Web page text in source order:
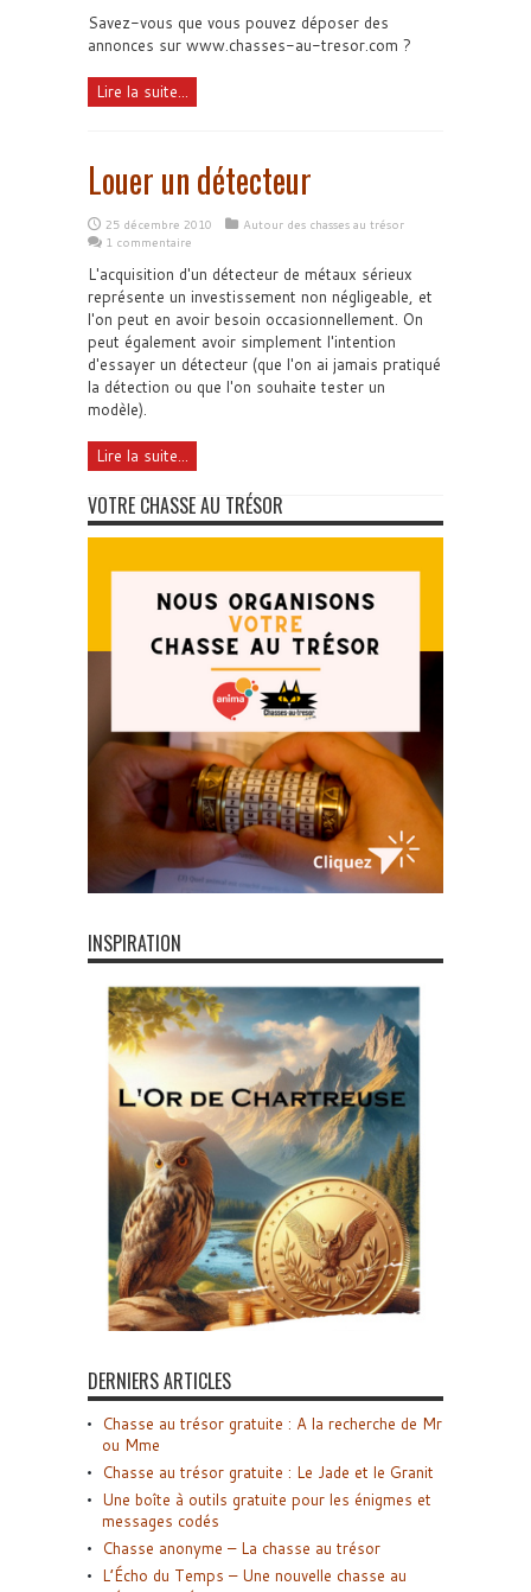
Savez-vous que vous pouvez déposer des
annonces sur www.chasses-au-tresor.com ?
Lire la suite...
Louer un détecteur
25 décembre 2010
Autour des chasses au trésor
1 commentaire
L'acquisition d'un détecteur de métaux sérieux
représente un investissement non négligeable, et
l'on peut en avoir besoin occasionnellement. On
peut également avoir simplement l'intention
d'essayer un détecteur (que l'on ai jamais pratiqué
la détection ou que l'on souhaite tester un
modèle).
Lire la suite...
VOTRE CHASSE AU TRÉSOR
INSPIRATION
DERNIERS ARTICLES
Chasse au trésor gratuite : A la recherche de Mr
ou Mme
Chasse au trésor gratuite : Le Jade et le Granit
Une boîte à outils gratuite pour les énigmes et
messages codés
Chasse anonyme – La chasse au trésor
L’Écho du Temps – Une nouvelle chasse au